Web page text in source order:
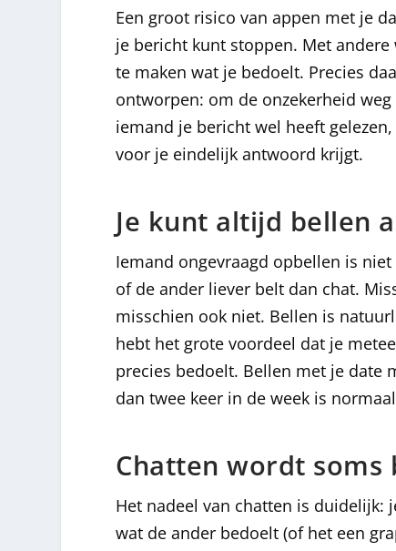
Een groot risico van appen met je
je bericht kunt stoppen. Met
te maken wat je bedoelt. Precies
ontworpen: om de onzekerheid
iemand je bericht wel heeft
voor je eindelijk antwoord krijgt.
Je kunt altijd bellen
Iemand ongevraagd opbellen is
of de ander liever belt dan chat.
misschien ook niet. Bellen is
hebt het grote voordeel dat je
precies bedoelt. Bellen met je date
dan twee keer in de week is
Chatten wordt soms
Het nadeel van chatten is
wat de ander bedoelt (of het een